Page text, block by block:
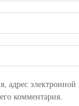
адрес
комментария.